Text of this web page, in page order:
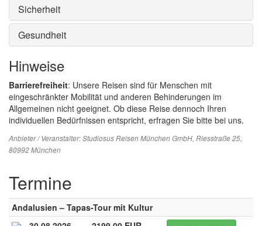
Sicherheit
Gesundheit
Hinweise
Barrierefreiheit: Unsere Reisen sind für Menschen mit
eingeschränkter Mobilität und anderen Behinderungen im
Allgemeinen nicht geeignet. Ob diese Reise dennoch Ihren
individuellen Bedürfnissen entspricht, erfragen Sie bitte bei uns.
Anbieter / Veranstalter:Studiosus Reisen München GmbH, Riesstraße 25,
80992 München
Termine
Andalusien – Tapas-Tour mit Kultur